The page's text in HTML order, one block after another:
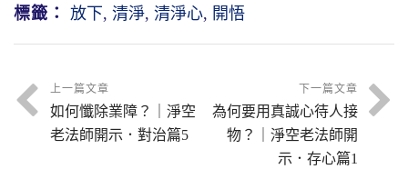
標籤： 放下, 清淨, 清淨心, 開悟
上一篇文章
如何懺除業障？｜淨空
老法師開示．對治篇5
下一篇文章
為何要用真誠心待人接
物？｜淨空老法師開
示．存心篇1